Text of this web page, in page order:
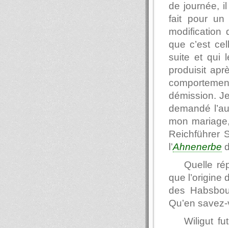
de journée, il
fait pour un
modification
que c’est
suite et qui
produisit
démission.
demandé
mon
Reichführer
l’Ahnenerbe
Quelle
que l’origine
des
Qu’en
Wiligut